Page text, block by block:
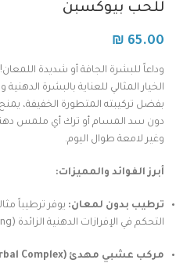
للحب بيوكسبن
₪ 65.00
وداعاً للبشرة الجافة أو شديدة
الخيار المثالي للعناية بالبشرة
بفضل تركيبته المتطورة الخفيفة،
دون سد المسام أو ترك أي ملمس
وغير لامعة طوال اليوم.
أبرز الفوائد والمميزات:
ترطيب بدون لمعان: يوفر ترطيباً
التحكم في الإفرازات الدهنية الزائدة (Sebum Balancing).
مركب عشبي مهدئ (Herbal Complex):